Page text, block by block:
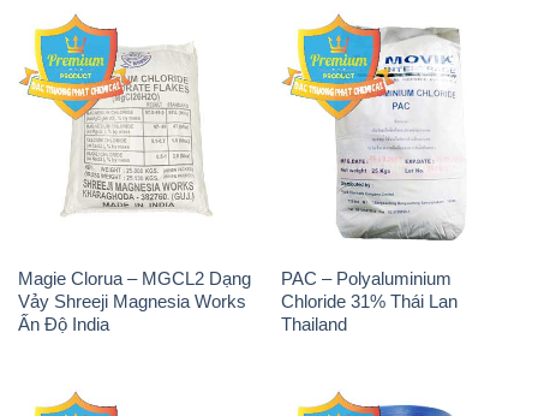
Magie Clorua – MGCL2 Dạng
Vảy Shreeji Magnesia Works
Ấn Độ India
PAC – Polyaluminium
Chloride 31% Thái Lan
Thailand